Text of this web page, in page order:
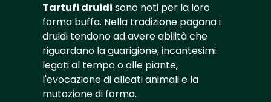
Tartufi druidi sono noti per la loro
forma buffa. Nella tradizione pagana i
druidi tendono ad avere abilità che
riguardano la guarigione, incantesimi
legati al tempo o alle piante,
l'evocazione di alleati animali e la
mutazione di forma.